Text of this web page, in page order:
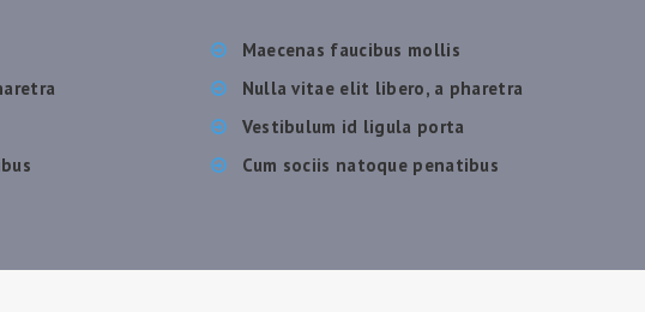
Maecenas faucibus mollis
Nulla vitae elit libero, a pharetra
Vestibulum id ligula porta
Cum sociis natoque penatibus